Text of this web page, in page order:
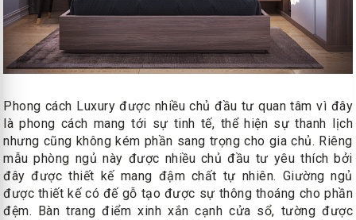
Phong cách Luxury được nhiều chủ đầu tư quan tâm vì đây
là phong cách mang tới sự tinh tế, thể hiện sự thanh lịch
nhưng cũng không kém phần sang trọng cho gia chủ. Riêng
mẫu phòng ngủ này được nhiều chủ đầu tư yêu thích bởi
đây được thiết kế mang đậm chất tự nhiên. Giường ngủ
được thiết kế có đế gỗ tạo được sự thông thoáng cho phần
đệm. Bàn trang điểm xinh xắn cạnh cửa sổ, tường được